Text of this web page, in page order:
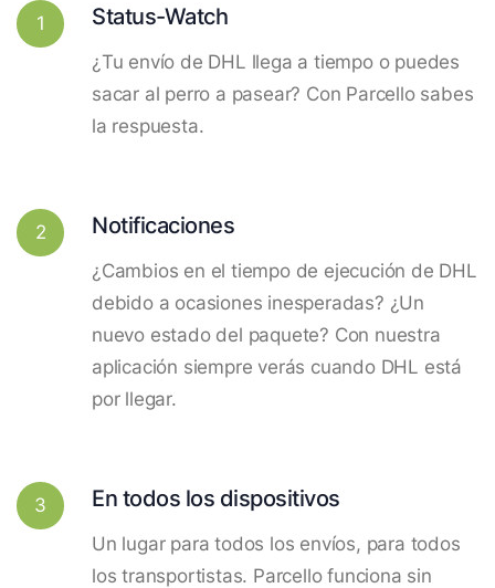
1 Status-Watch
¿Tu envío de DHL llega a tiempo o puedes
sacar al perro a pasear? Con Parcello sabes
la respuesta.
2 Notificaciones
¿Cambios en el tiempo de ejecución de DHL
debido a ocasiones inesperadas? ¿Un
nuevo estado del paquete? Con nuestra
aplicación siempre verás cuando DHL está
por llegar.
3 En todos los dispositivos
Un lugar para todos los envíos, para todos
los transportistas. Parcello funciona sin